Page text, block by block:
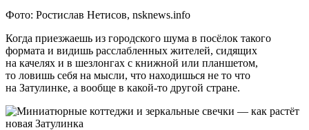
Фото: Ростислав Нетисов, nsknews.info
Когда приезжаешь из городского шума в посёлок такого
формата и видишь расслабленных жителей, сидящих
на качелях и в шезлонгах с книжной или планшетом,
то ловишь себя на мысли, что находишься не то что
на Затулинке, а вообще в какой-то другой стране.